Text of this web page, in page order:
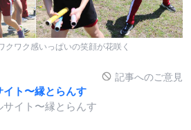
クワク感いっぱいの笑顔が花咲く
記事へのご意見
ト〜縁とらんす
イト〜縁とらんす